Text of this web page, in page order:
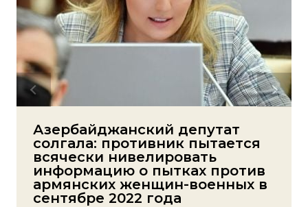
Азербайджанский депутат
солгала: противник пытается
всячески нивелировать
информацию о пытках против
армянских женщин-военных в
сентябре 2022 года